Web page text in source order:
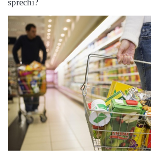
sprechi?